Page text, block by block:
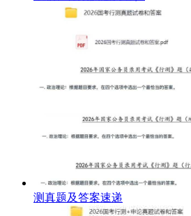
测真题及答案速递